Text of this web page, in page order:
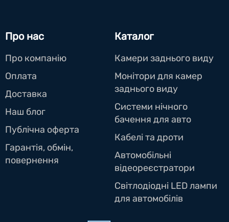
Про нас
Про компанію
Оплата
Доставка
Наш блог
Публічна оферта
Гарантія, обмін,
повернення
Каталог
Камери заднього виду
Монітори для камер
заднього виду
Системи нічного
бачення для авто
Кабелі та дроти
Автомобільні
відеореєстратори
Світлодіодні LED лампи
для автомобілів